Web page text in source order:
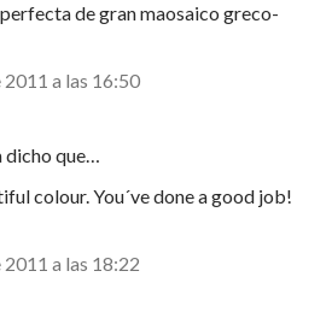
de gran maosaico greco-
2011 a las 16:50
dicho que…
colour. You´ve done a good job!
a las 18:22